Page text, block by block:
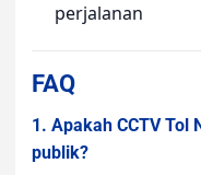
perjalanan
FAQ
1. Apakah CCTV Tol
publik?